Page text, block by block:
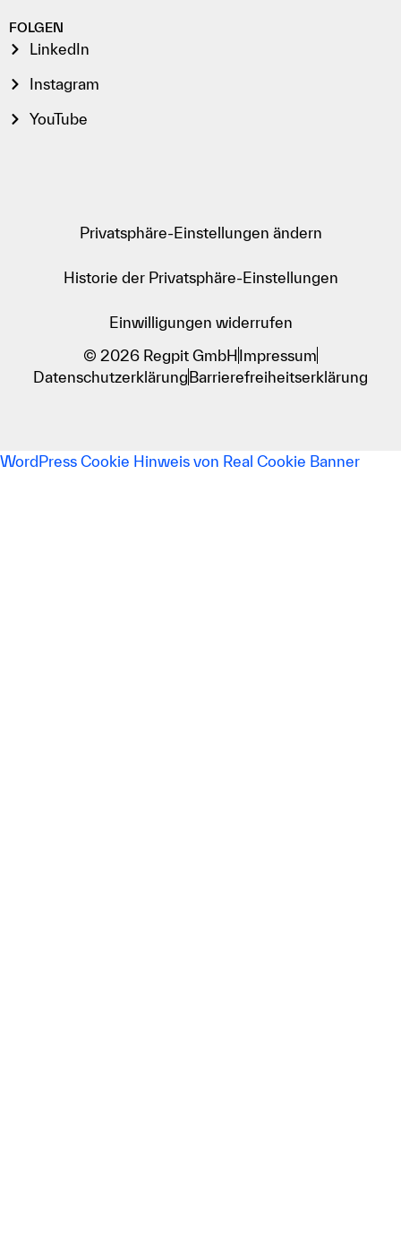
FOLGEN
LinkedIn
Instagram
YouTube
Privatsphäre-Einstellungen ändern
Historie der Privatsphäre-Einstellungen
Einwilligungen widerrufen
© 2026 Regpit GmbHImpressum
DatenschutzerklärungBarrierefreiheitserklärung
WordPress Cookie Hinweis von Real Cookie Banner